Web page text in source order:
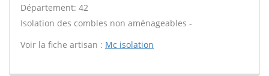
Département: 42
Isolation des combles non aménageables -
Voir la fiche artisan : Mc isolation